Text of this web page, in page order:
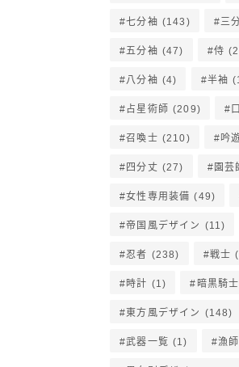
七分袖 (143) 三
五分袖 (47) 侍
八分袖 (4) 半袖
占星術師 (209)
召喚士 (210) 吟
四分丈 (27) 園芸
女性専用装備 (49)
帝国風デザイン (11)
忍者 (238) 戦士
時計 (1) 暗黒騎士
東方風デザイン (148)
武器一覧 (1) 漁師